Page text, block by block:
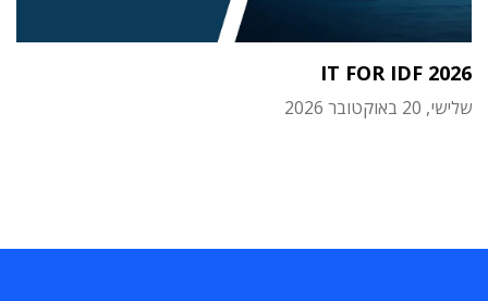
IT FOR IDF 2026
שלישי, 20 באוקטובר 2026